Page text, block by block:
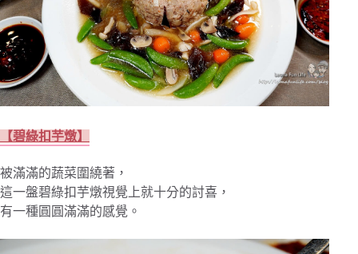
【碧綠扣芋燉】
被滿滿的蔬菜圍繞著，
這一盤碧綠扣芋燉視覺上就十分的討喜，
有一種圓圓滿滿的感覺。